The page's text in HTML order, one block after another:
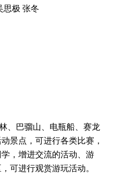
思极 张冬
、巴骝山、电瓶船、赛龙
景点，可进行各类比赛，
，增进交流的活动、游
可进行观赏游玩活动。